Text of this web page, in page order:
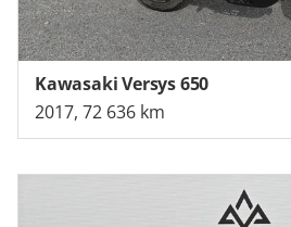
Kawasaki Versys 650
2017, 72 636 km